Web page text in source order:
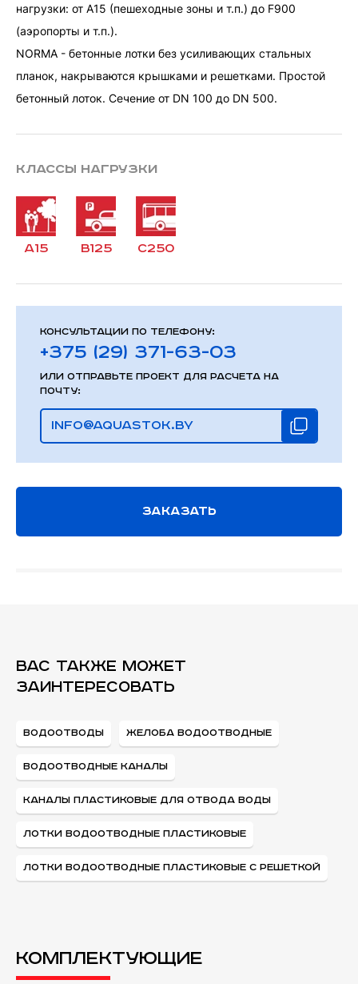
нагрузки: от A15 (пешеходные зоны и т.п.) до F900
(аэропорты и т.п.).
NORMA - бетонные лотки без усиливающих стальных
планок, накрываются крышками и решетками. Простой
бетонный лоток. Сечение от DN 100 до DN 500.
Классы нагрузки
a15 b125 c250
Консультации по телефону:
+375 (29) 371-63-03
или отправьте проект для расчета на
почту:
info@aquastok.by
Заказать
ВАС ТАКЖЕ МОЖЕТ
ЗАИНТЕРЕСОВАТЬ
ВОДООТВОДЫ ЖЕЛОБА ВОДООТВОДНЫЕ
ВОДООТВОДНЫЕ КАНАЛЫ
КАНАЛЫ ПЛАСТИКОВЫЕ ДЛЯ ОТВОДА ВОДЫ
ЛОТКИ ВОДООТВОДНЫЕ ПЛАСТИКОВЫЕ
ЛОТКИ ВОДООТВОДНЫЕ ПЛАСТИКОВЫЕ С РЕШЕТКОЙ
Комплектующие